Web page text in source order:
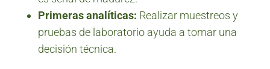
Primeras analíticas: Realizar muestreos y
pruebas de laboratorio ayuda a tomar una
decisión técnica.